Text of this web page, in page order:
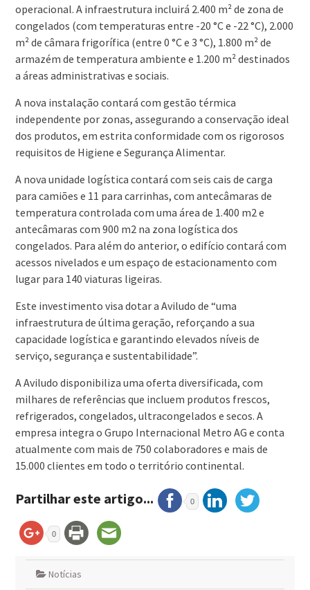
operacional. A infraestrutura incluirá 2.400 m² de zona de
congelados (com temperaturas entre -20 °C e -22 °C), 2.000
m² de câmara frigorífica (entre 0 °C e 3 °C), 1.800 m² de
armazém de temperatura ambiente e 1.200 m² destinados
a áreas administrativas e sociais.
A nova instalação contará com gestão térmica
independente por zonas, assegurando a conservação ideal
dos produtos, em estrita conformidade com os rigorosos
requisitos de Higiene e Segurança Alimentar.
A nova unidade logística contará com seis cais de carga
para camiões e 11 para carrinhas, com antecâmaras de
temperatura controlada com uma área de 1.400 m2 e
antecâmaras com 900 m2 na zona logística dos
congelados. Para além do anterior, o edifício contará com
acessos nivelados e um espaço de estacionamento com
lugar para 140 viaturas ligeiras.
Este investimento visa dotar a Aviludo de “uma
infraestrutura de última geração, reforçando a sua
capacidade logística e garantindo elevados níveis de
serviço, segurança e sustentabilidade”.
A Aviludo disponibiliza uma oferta diversificada, com
milhares de referências que incluem produtos frescos,
refrigerados, congelados, ultracongelados e secos. A
empresa integra o Grupo Internacional Metro AG e conta
atualmente com mais de 750 colaboradores e mais de
15.000 clientes em todo o território continental.
Partilhar este artigo... 0
0
Notícias